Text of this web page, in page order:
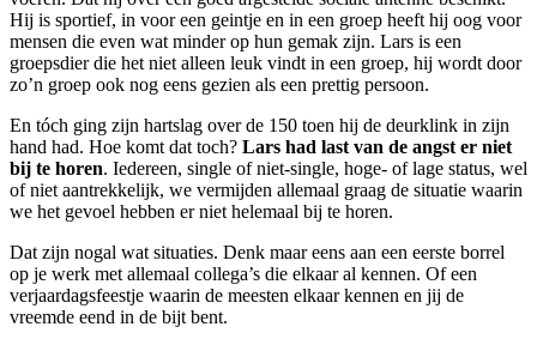
Hij is sportief, in voor een geintje en in een groep heeft hij oog voor
mensen die even wat minder op hun gemak zijn. Lars is een
groepsdier die het niet alleen leuk vindt in een groep, hij wordt door
zo’n groep ook nog eens gezien als een prettig persoon.
En tóch ging zijn hartslag over de 150 toen hij de deurklink in zijn
hand had. Hoe komt dat toch? Lars had last van de angst er niet
bij te horen. Iedereen, single of niet-single, hoge- of lage status, wel
of niet aantrekkelijk, we vermijden allemaal graag de situatie waarin
we het gevoel hebben er niet helemaal bij te horen.
Dat zijn nogal wat situaties. Denk maar eens aan een eerste borrel
op je werk met allemaal collega’s die elkaar al kennen. Of een
verjaardagsfeestje waarin de meesten elkaar kennen en jij de
vreemde eend in de bijt bent.